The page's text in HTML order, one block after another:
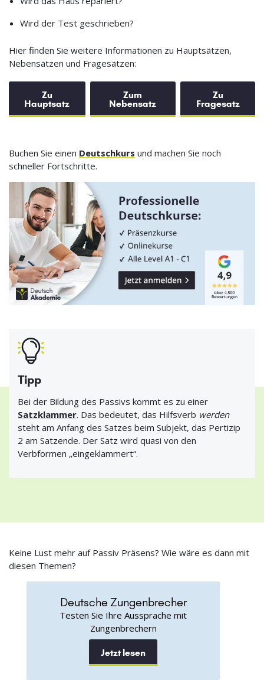
Wird der Test geschrieben?
Hier finden Sie weitere Informationen zu Hauptsätzen,
Nebensätzen und Fragesätzen:
Zu
Hauptsatz
Zum
Nebensatz
Zu
Fragesatz
Buchen Sie einen Deutschkurs und machen Sie noch
schneller Fortschritte.
Tipp
Bei der Bildung des Passivs kommt es zu einer
Satzklammer. Das bedeutet, das Hilfsverb werden
steht am Anfang des Satzes beim Subjekt, das Pertizip
2 am Satzende. Der Satz wird quasi von den
Verbformen „eingeklammert“.
Keine Lust mehr auf Passiv Präsens? Wie wäre es dann mit
diesen Themen?
Deutsche Zungenbrecher
Testen Sie Ihre Aussprache mit
Zungenbrechern
Jetzt lesen